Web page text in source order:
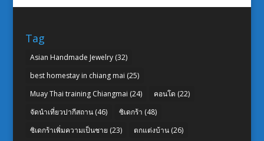
Tag
Asian Handmade Jewelry(32)
best homestay in chiang mai (25)
Muay Thai training Chiangmai (24) คอนโด (22)
จัดนำเที่ยวปากีสถาน(46) ซิเดกร้า (48)
ซิเดกร้าเพิ่มความเป็นชาย (23) ตกแต่งบ้าน(26)